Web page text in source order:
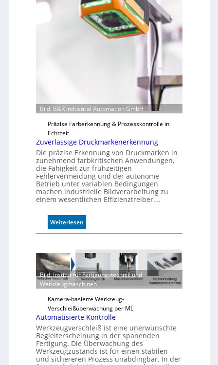
Bild: B&R Industrial Automation GmbH
Präzise Farberkennung & Prozesskontrolle in
Echtzeit
Zuverlässige Druckmarkenerkennung
Die präzise Erkennung von Druckmarken in
zunehmend farbkritischen Anwendungen,
die Fähigkeit zur frühzeitigen
Fehlervermeidung und der autonome
Betrieb unter variablen Bedingungen
machen industrielle Bildverarbeitung zu
einem wesentlichen Effizienztreiber.…
Weiterlesen:
Z
v
e
r
l
ä
i
g
e
D
r
u
Bild: Institut für Fertigungstechnik und
Werkzeugmaschinen
Kamera-basierte Werkzeug-
Verschleißüberwachung per ML
Automatisierte Kontrolle
Werkzeugverschleiß ist eine unerwünschte
Begleiterscheinung in der spanenden
Fertigung. Die Überwachung des
Werkzeugzustands ist für einen stabilen
und sichereren Prozess unabdingbar. In der